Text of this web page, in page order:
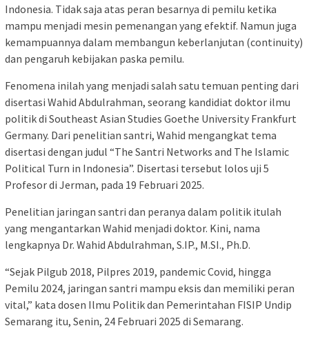
Indonesia. Tidak saja atas peran besarnya di pemilu ketika
mampu menjadi mesin pemenangan yang efektif. Namun juga
kemampuannya dalam membangun keberlanjutan (continuity)
dan pengaruh kebijakan paska pemilu.
Fenomena inilah yang menjadi salah satu temuan penting dari
disertasi Wahid Abdulrahman, seorang kandidiat doktor ilmu
politik di Southeast Asian Studies Goethe University Frankfurt
Germany. Dari penelitian santri, Wahid mengangkat tema
disertasi dengan judul “The Santri Networks and The Islamic
Political Turn in Indonesia”. Disertasi tersebut lolos uji 5
Profesor di Jerman, pada 19 Februari 2025.
Penelitian jaringan santri dan peranya dalam politik itulah
yang mengantarkan Wahid menjadi doktor. Kini, nama
lengkapnya Dr. Wahid Abdulrahman, S.IP., M.SI., Ph.D.
“Sejak Pilgub 2018, Pilpres 2019, pandemic Covid, hingga
Pemilu 2024, jaringan santri mampu eksis dan memiliki peran
vital,” kata dosen Ilmu Politik dan Pemerintahan FISIP Undip
Semarang itu, Senin, 24 Februari 2025 di Semarang.